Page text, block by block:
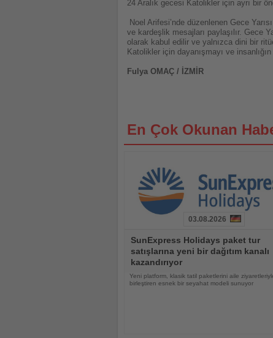
24 Aralık gecesi Katolikler için ayrı bir
Noel Arifesi’nde düzenlenen Gece
ve kardeşlik mesajları paylaşılır. Gece
olarak kabul edilir ve yalnızca dini bir
Katolikler için dayanışmayı ve
Fulya OMAÇ / İZMİR
En Çok Okunan
Oku
03.08.2026
SunExpress Holidays paket tur
satışlarına yeni bir dağıtım kanalı
kazandırıyor
Yeni platform, klasik tatil paketlerini aile
birleştiren esnek bir seyahat modeli sunuyor